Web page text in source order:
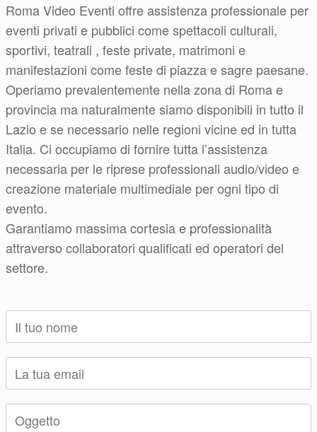
Roma Video Eventi offre assistenza professionale per
eventi privati e pubblici come spettacoli culturali,
sportivi, teatrali , feste private, matrimoni e
manifestazioni come feste di piazza e sagre paesane.
Operiamo prevalentemente nella zona di Roma e
provincia ma naturalmente siamo disponibili in tutto il
Lazio e se necessario nelle regioni vicine ed in tutta
Italia. Ci occupiamo di fornire tutta l’assistenza
necessaria per le riprese professionali audio/video e
creazione materiale multimediale per ogni tipo di
evento.
Garantiamo massima cortesia e professionalità
attraverso collaboratori qualificati ed operatori del
settore.